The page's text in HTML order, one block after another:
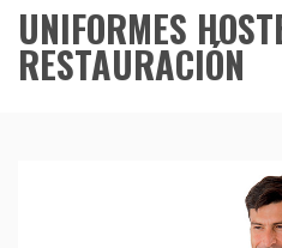
UNIFORMES
RESTAURACIÓN